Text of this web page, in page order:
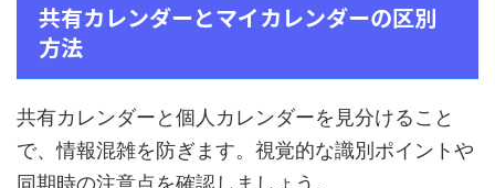
共有カレンダーとマイカレンダーの区別
方法
共有カレンダーと個人カレンダーを見分けること
で、情報混雑を防ぎます。視覚的な識別ポイントや
同期時の注意点を確認しましょう。